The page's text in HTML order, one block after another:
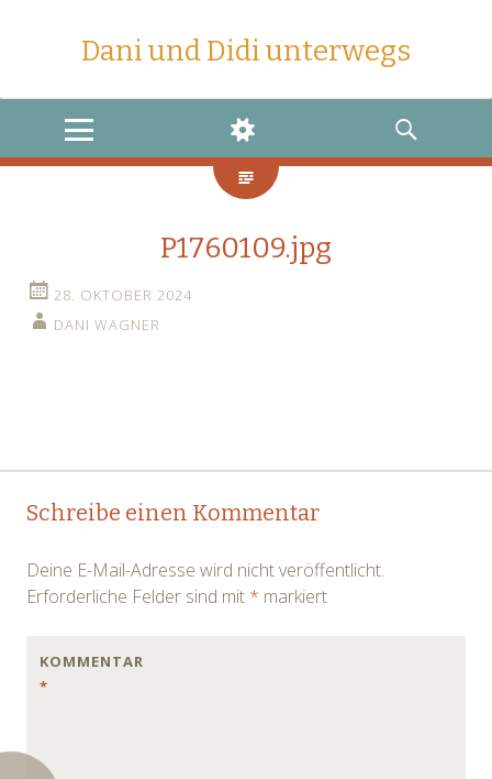
Dani und Didi unterwegs
MENU
WIDGETS
SEARCH
P1760109.jpg
28. OKTOBER 2024
DANI WAGNER
Post
Schreibe einen Kommentar
Deine E-Mail-Adresse wird nicht veröffentlicht.
Erforderliche Felder sind mit * markiert
KOMMENTAR
*